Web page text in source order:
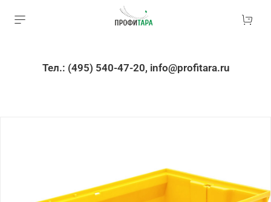
Тел.: (495) 540-47-20, info@profitara.ru